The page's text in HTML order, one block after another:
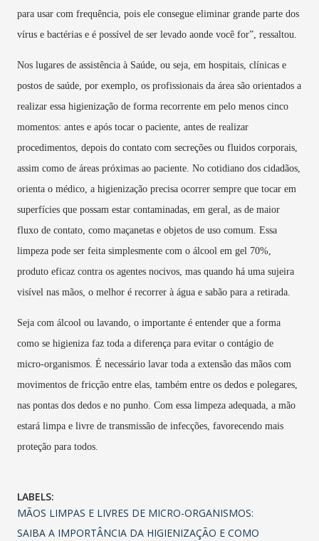
para usar com frequência, pois ele consegue eliminar grande parte dos
vírus e bactérias e é possível de ser levado aonde você for”, ressaltou.
Nos lugares de assistência à Saúde, ou seja, em hospitais, clínicas e
postos de saúde, por exemplo, os profissionais da área são orientados a
realizar essa higienização de forma recorrente em pelo menos cinco
momentos: antes e após tocar o paciente, antes de realizar
procedimentos, depois do contato com secreções ou fluidos corporais,
assim como de áreas próximas ao paciente. No cotidiano dos cidadãos,
orienta o médico, a higienização precisa ocorrer sempre que tocar em
superfícies que possam estar contaminadas, em geral, as de maior
fluxo de contato, como maçanetas e objetos de uso comum. Essa
limpeza pode ser feita simplesmente com o álcool em gel 70%,
produto eficaz contra os agentes nocivos, mas quando há uma sujeira
visível nas mãos, o melhor é recorrer à água e sabão para a retirada.
Seja com álcool ou lavando, o importante é entender que a forma
como se higieniza faz toda a diferença para evitar o contágio de
micro-organismos. É necessário lavar toda a extensão das mãos com
movimentos de fricção entre elas, também entre os dedos e polegares,
nas pontas dos dedos e no punho. Com essa limpeza adequada, a mão
estará limpa e livre de transmissão de infecções, favorecendo mais
proteção para todos.
LABELS:
MÃOS LIMPAS E LIVRES DE MICRO-ORGANISMOS:
SAIBA A IMPORTÂNCIA DA HIGIENIZAÇÃO E COMO